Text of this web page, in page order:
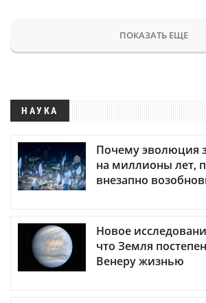
ПОКАЗАТЬ ЕЩЕ
НАУКА
Почему эволюция
на миллионы лет,
внезапно
Новое
что Земля
Венеру жизнью